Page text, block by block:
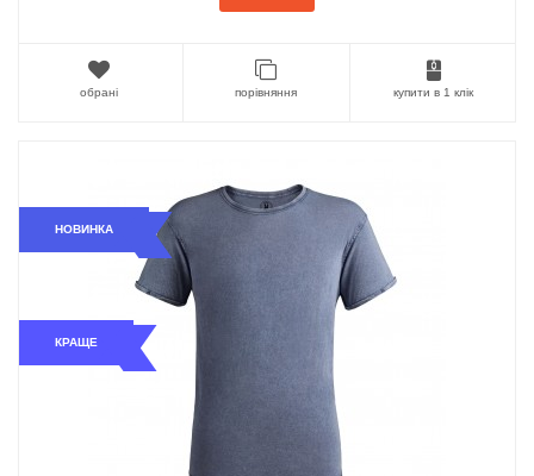
обрані порівняння купити в 1 клік
НОВИНКА
КРАЩЕ